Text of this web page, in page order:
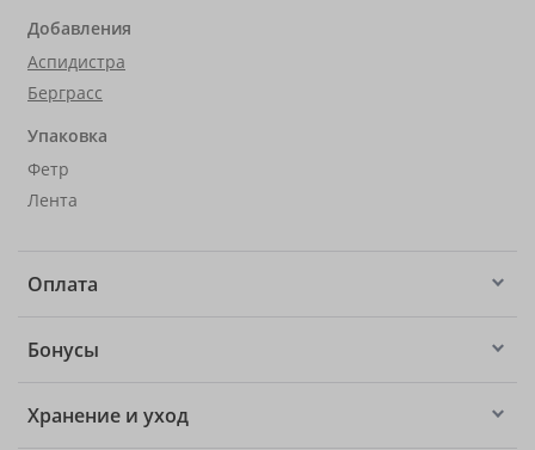
Добавления
Аспидистра
Берграсс
Упаковка
Фетр
Лента
Оплата
Бонусы
Хранение и уход